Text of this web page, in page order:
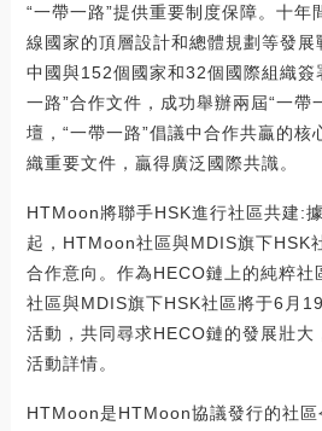
“一帶一路”提供重要制度保障。十年
線國家的頂層設計和總體規劃等發展
中國與152個國家和32個國際組織簽
一路”合作文件，成功舉辦兩屆“一帶
壇，“一帶一路”倡議中合作共贏的核
織重要文件，贏得廣泛國際共識。
HTMoon將聯手HSK進行社區共建:
起，HTMoon社區與MDIS旗下HSK
合作意向。作為HECO鏈上的純粹
社區與MDIS旗下HSK社區將于6月
活動，共同尋求HECO鏈的發展壯大
活動詳情。
HTMoon是HTMoon協議發行的社